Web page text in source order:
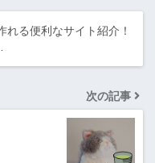
れる便利なサイト紹介！
次の記事